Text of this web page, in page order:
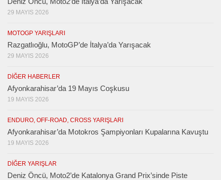
29 MAYIS 2026
MOTOGP YARIŞLARI
Razgatlıoğlu, MotoGP’de İtalya’da Yarışacak
29 MAYIS 2026
DIĞER HABERLER
Afyonkarahisar’da 19 Mayıs Coşkusu
19 MAYIS 2026
ENDURO, OFF-ROAD, CROSS YARIŞLARI
Afyonkarahisar’da Motokros Şampiyonları Kupalarına Kavuştu
19 MAYIS 2026
DIĞER YARIŞLAR
Deniz Öncü, Moto2’de Katalonya Grand Prix’sinde Piste